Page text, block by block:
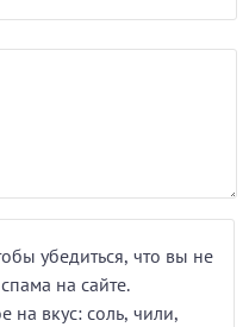
убедиться, что вы не
на сайте.
на вкус: соль, чили,